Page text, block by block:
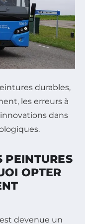
durables,
les erreurs à
dans
PEINTURES
OPTER
devenue un